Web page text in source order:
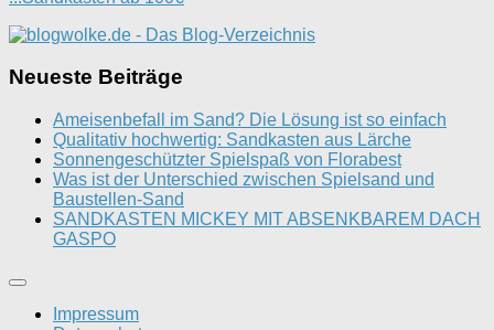
Neueste Beiträge
Ameisenbefall im Sand? Die Lösung ist so einfach
Qualitativ hochwertig: Sandkasten aus Lärche
Sonnengeschützter Spielspaß von Florabest
Was ist der Unterschied zwischen Spielsand und
Baustellen-Sand
SANDKASTEN MICKEY MIT ABSENKBAREM DACH
GASPO
Impressum